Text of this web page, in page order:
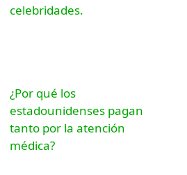
celebridades.
¿Por qué los
estadounidenses pagan
tanto por la atención
médica?